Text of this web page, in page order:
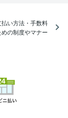
い方法・手数料
の制度やマナー